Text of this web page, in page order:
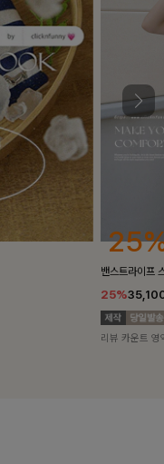
10%
[5천장돌파/
10%
리뷰 카운트 영